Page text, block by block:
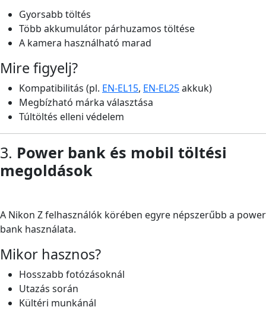
Gyorsabb töltés
Több akkumulátor párhuzamos töltése
A kamera használható marad
Mire figyelj?
Kompatibilitás (pl. EN-EL15, EN-EL25akkuk)
Megbízható márka választása
Túltöltés elleni védelem
3. Power bank és mobil töltési
megoldások
A Nikon Z felhasználók körében egyre népszerűbb a power
bank használata.
Mikor hasznos?
Hosszabb fotózásoknál
Utazás során
Kültéri munkánál